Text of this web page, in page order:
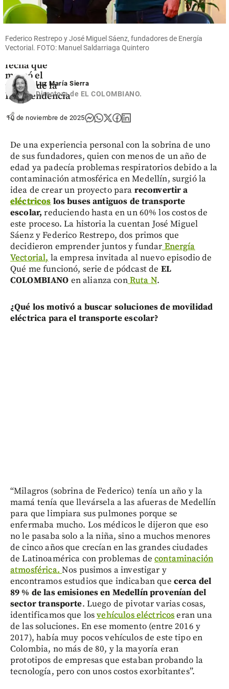
Colombia
¿Qué se
celebra el 7 de
agosto en
fecha que
marcó el
rumbo de la
Independencia
share
Federico Restrepo y José Miguel Sáenz, fundadores de Energía
Vectorial. FOTO: Manuel Saldarriaga Quintero
Luz María Sierra
Directora de EL COLOMBIANO.
10 de noviembre de 2025
De una experiencia personal con la sobrina de uno
de sus fundadores, quien con menos de un año de
edad ya padecía problemas respiratorios debido a la
contaminación atmosférica en Medellín, surgió la
idea de crear un proyecto para reconvertir a
eléctricos los buses antiguos de transporte
escolar, reduciendo hasta en un 60% los costos de
este proceso. La historia la cuentan José Miguel
Sáenz y Federico Restrepo, dos primos que
decidieron emprender juntos y fundar Energía
Vectorial, la empresa invitada al nuevo episodio de
Qué me funcionó, serie de pódcast de EL
COLOMBIANO en alianza conRuta N.
¿Qué los motivó a buscar soluciones de movilidad
eléctrica para el transporte escolar?
“Milagros (sobrina de Federico) tenía un año y la
mamá tenía que llevársela a las afueras de Medellín
para que limpiara sus pulmones porque se
enfermaba mucho. Los médicos le dijeron que eso
no le pasaba solo a la niña, sino a muchos menores
de cinco años que crecían en las grandes ciudades
de Latinoamérica con problemas decontaminación
atmosférica. Nos pusimos a investigar y
encontramos estudios que indicaban que cerca del
89 % de las emisiones en Medellín provenían del
sector transporte. Luego de pivotar varias cosas,
identificamos que losvehículos eléctricoseran una
de las soluciones. En ese momento (entre 2016 y
2017), había muy pocos vehículos de este tipo en
Colombia, no más de 80, y la mayoría eran
prototipos de empresas que estaban probando la
tecnología, pero con unos costos exorbitantes”.